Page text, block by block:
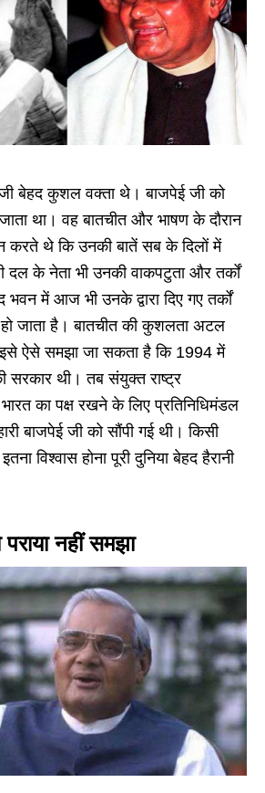
जी बेहद कुशल वक्ता थे। बाजपेई जी को
था। वह बातचीत और भाषण के दौरान
करते थे कि उनकी बातें सब के दिलों में
दल के नेता भी उनकी वाकपटुता और तर्कों
में आज भी उनके द्वारा दिए गए तर्कों
जाता है। बातचीत की कुशलता अटल
इसे ऐसे समझा जा सकता है कि 1994 में
थी। तब संयुक्त राष्ट्र
का पक्ष रखने के लिए प्रतिनिधिमंडल
बाजपेई जी को सौंपी गई थी। किसी
विश्वास होना पूरी दुनिया बेहद हैरानी
नहीं समझा